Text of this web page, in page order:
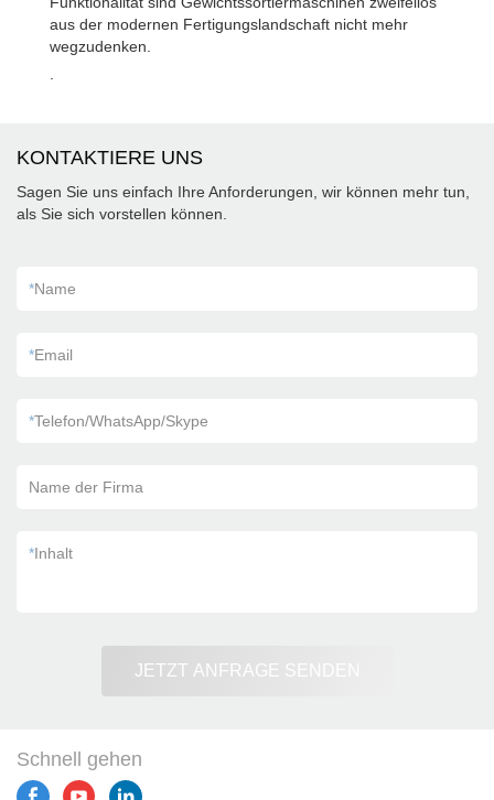
aus der modernen Fertigungslandschaft nicht mehr
wegzudenken.
KONTAKTIERE UNS
Sagen Sie uns einfach Ihre Anforderungen, wir können mehr tun,
als Sie sich vorstellen können.
*Name
*Email
*Telefon/WhatsApp/Skype
Name der Firma
*Inhalt
JETZT ANFRAGE SENDEN
Schnell gehen